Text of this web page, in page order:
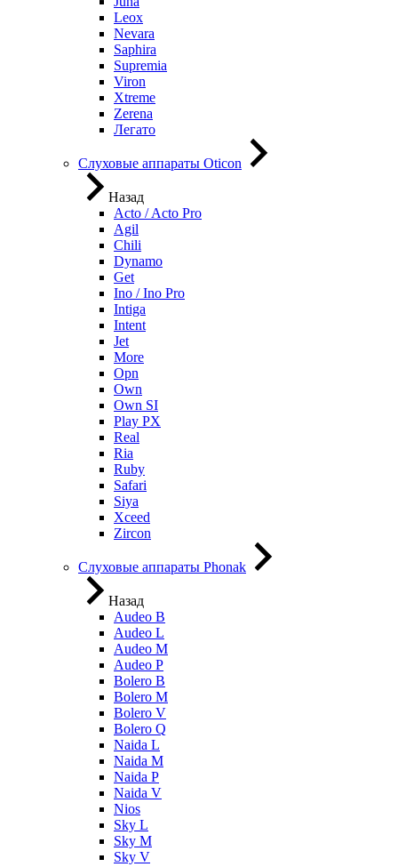
Leox
Nevara
Saphira
Supremia
Viron
Xtreme
Zerena
Легато
Слуховые аппараты Oticon
Назад
Acto / Acto Pro
Agil
Chili
Dynamo
Get
Ino / Ino Pro
Intiga
Intent
Jet
More
Opn
Own
Own SI
Play PX
Real
Ria
Ruby
Safari
Siya
Xceed
Zircon
Слуховые аппараты Phonak
Назад
Audeo B
Audeo L
Audeo М
Audeo P
Bolero B
Bolero M
Bolero V
Bolero Q
Naida L
Naida M
Naida P
Naida V
Nios
Sky L
Sky M
Sky V